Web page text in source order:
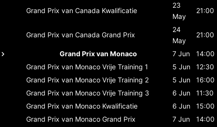
Grand Prix van Canada Kwalificatie
23
May
21:00
Grand Prix van Canada Grand Prix
24
May
21:00
Grand Prix van Monaco 7 Jun
14:00
Grand Prix van Monaco Vrije Training 1 5 Jun
12:30
Grand Prix van Monaco Vrije Training 2 5 Jun
16:00
Grand Prix van Monaco Vrije Training 3 6 Jun
11:30
Grand Prix van Monaco Kwalificatie 6 Jun
15:00
Grand Prix van Monaco Grand Prix 7 Jun
14:00